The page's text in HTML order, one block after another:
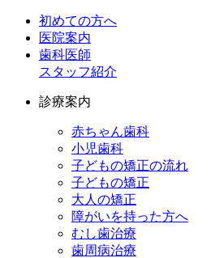
初めての方へ
医院案内
歯科医師
スタッフ紹介
診療案内
赤ちゃん歯科
小児歯科
子どもの矯正の流れ
子どもの矯正
大人の矯正
障がいを持った方へ
むし歯治療
歯周病治療